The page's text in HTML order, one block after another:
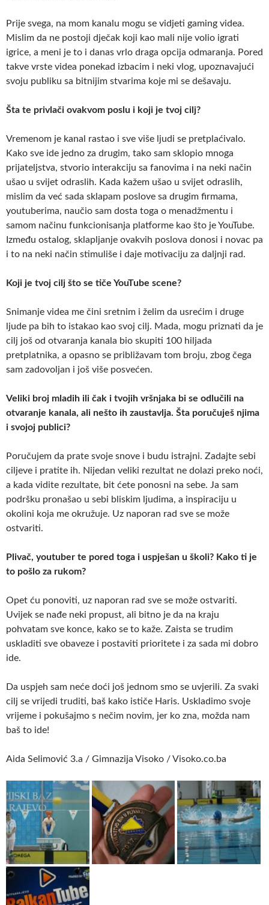
Prije svega, na mom kanalu mogu se vidjeti gaming videa.
Mislim da ne postoji dječak koji kao mali nije volio igrati
igrice, a meni je to i danas vrlo draga opcija odmaranja. Pored
takve vrste videa ponekad izbacim i neki vlog, upoznavajući
svoju publiku sa bitnijim stvarima koje mi se dešavaju.
Šta te privlači ovakvom poslu i koji je tvoj cilj?
Vremenom je kanal rastao i sve više ljudi se pretplaćivalo.
Kako sve ide jedno za drugim, tako sam sklopio mnoga
prijateljstva, stvorio interakciju sa fanovima i na neki način
ušao u svijet odraslih. Kada kažem ušao u svijet odraslih,
mislim da već sada sklapam poslove sa drugim firmama,
youtuberima, naučio sam dosta toga o menadžmentu i
samom načinu funkcionisanja platforme kao što je YouTube.
Između ostalog, sklapljanje ovakvih poslova donosi i novac pa
i to na neki način stimuliše i daje motivaciju za daljnji rad.
Koji je tvoj cilj što se tiče YouTube scene?
Snimanje videa me čini sretnim i želim da usrećim i druge
ljude pa bih to istakao kao svoj cilj. Mada, mogu priznati da je
cilj još od otvaranja kanala bio skupiti 100 hiljada
pretplatnika, a opasno se približavam tom broju, zbog čega
sam zadovoljan i još više posvećen.
Veliki broj mladih ili čak i tvojih vršnjaka bi se odlučili na
otvaranje kanala, ali nešto ih zaustavlja. Šta poručuješ njima
i svojoj publici?
Poručujem da prate svoje snove i budu istrajni. Zadajte sebi
ciljeve i pratite ih. Nijedan veliki rezultat ne dolazi preko noći,
a kada vidite rezultate, bit ćete ponosni na sebe. Ja sam
podršku pronašao u sebi bliskim ljudima, a inspiraciju u
okolini koja me okružuje. Uz naporan rad sve se može
ostvariti.
Plivač, youtuber te pored toga i uspješan u školi? Kako ti je
to pošlo za rukom?
Opet ću ponoviti, uz naporan rad sve se može ostvariti.
Uvijek se nađe neki propust, ali bitno je da na kraju
pohvatam sve konce, kako se to kaže. Zaista se trudim
uskladiti sve obaveze i postaviti prioritete i za sada mi dobro
ide.
Da uspjeh sam neće doći još jednom smo se uvjerili. Za svaki
cilj se vrijedi truditi, baš kako ističe Haris. Uskladimo svoje
vrijeme i pokušajmo s nečim novim, jer ko zna, možda nam
baš to ide!
Aida Selimović 3.a / Gimnazija Visoko / Visoko.co.ba